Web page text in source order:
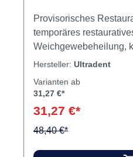
Provisorisches
temporäres
Weichgewebeheilung,
Schmerzbehandlung,
widerstandsfähig sein
die Zahnsubstanz zu
Indikationen Provisorische Restaurationen:
Hersteller: Ultradent
Varianten ab
31,27 €*
31,27 €*
48,40 €*